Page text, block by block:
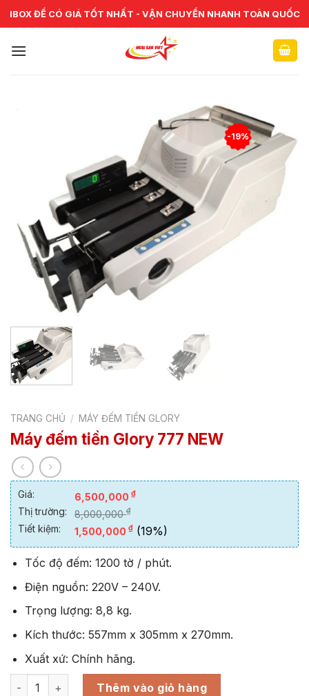
Skip
to
CHUYÊN CUNG CẤP VÀ SỬA CHỮA VẬT TƯ NGÂN HÀNG TOÀN
QUỐC
-19%
TRANG CHỦ / MÁY ĐẾM TIỀN GLORY
Máy đếm tiền Glory 777 NEW
Giá: 6,500,000 ₫
Thị trường: 8,000,000₫
Tiết kiệm: 1,500,000 ₫ (19%)
Tốc độ đếm: 1200 tờ / phút.
Điện nguồn: 220V – 240V.
Trọng lượng: 8,8 kg.
Kích thước: 557mm x 305mm x 270mm.
Xuất xứ: Chính hãng.
Máy đếm tiền Glory 777 NEW số lượng
Thêm vào giỏ hàng
IBOX ĐỂ CÓ GIÁ TỐT NHẤT - VẬN CHUYỂN NHANH TOÀN QUỐC